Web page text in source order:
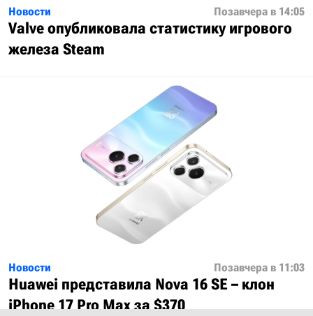
Новости Позавчера в 14:05
Valve опубликовала статистику игрового
железа Steam
Новости Позавчера в 11:03
Huawei представила Nova 16 SE – клон
iPhone 17 Pro Max за $370